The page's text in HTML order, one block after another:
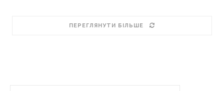
ПЕРЕГЛЯНУТИ БІЛЬШЕ